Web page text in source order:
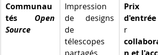
Communau
tés Open
Source
Impression
de designs
de
télescopes
Prix
d'entrée